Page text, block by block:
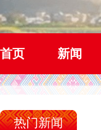
首页 新闻
热门新闻